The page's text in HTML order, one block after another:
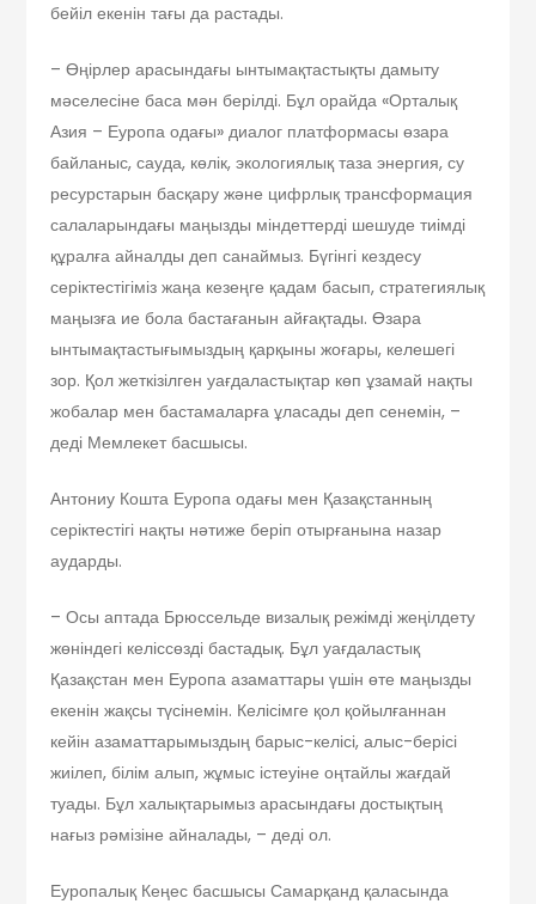
бейіл екенін тағы да растады.
– Өңірлер арасындағы ынтымақтас­тықты дамыту
мәселесіне баса мән берілді. Бұл орайда «Орталық
Азия – Еуропа одағы» диалог платформасы өзара
байланыс, сауда, көлік, экологиялық таза энергия, су
ресурстарын басқару және цифрлық трансформация
салаларын­дағы маңызды міндеттерді шешуде тиімді
құралға айналды деп санаймыз. Бүгінгі кездесу
серіктестігіміз жаңа кезеңге қадам басып, стратегиялық
маңызға ие бола бастағанын айғақтады. Өзара
ынтымақтастығымыздың қар­қы­ны жоғары, келешегі
зор. Қол жеткізілген уағдаластықтар көп ұзамай нақты
жобалар мен бастамаларға ұласады деп сенемін, –
деді Мемлекет басшысы.
Антониу Кошта Еуропа одағы мен Қазақстанның
серіктестігі нақты нәтиже беріп отырғанына назар
аударды.
– Осы аптада Брюссельде визалық режімді жеңілдету
жөніндегі келіссөзді бастадық. Бұл уағдаластық
Қазақстан мен Еуропа азаматтары үшін өте маңызды
екенін жақсы түсінемін. Келісімге қол қойылғаннан
кейін азаматтарымыздың барыс-келісі, алыс-берісі
жиілеп, білім алып, жұмыс істеуіне оңтайлы жағдай
туады. Бұл халықтарымыз арасындағы достықтың
нағыз рәмізіне айналады, – деді ол.
Еуропалық Кеңес басшысы Самарқанд қаласында